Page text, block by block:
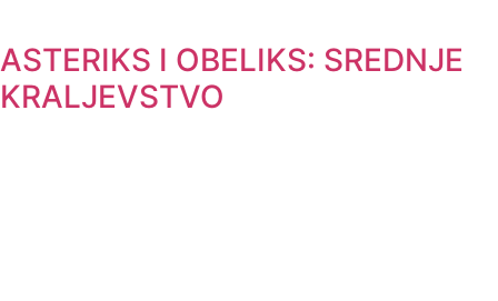
ASTERIKS I OBELIKS: SREDNJE
KRALJEVSTVO